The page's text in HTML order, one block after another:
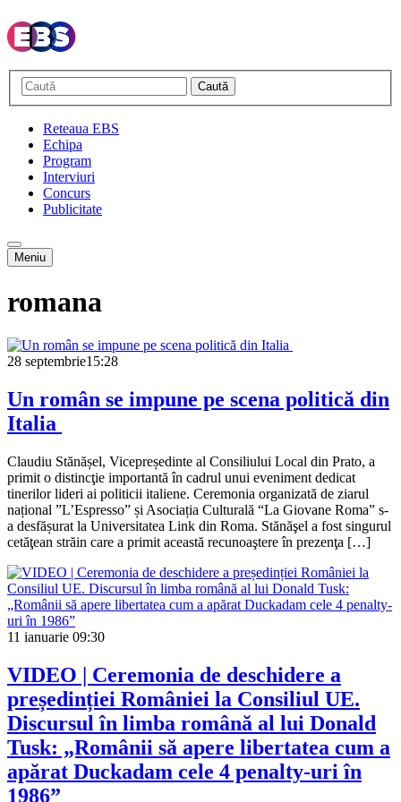
Caută
Reteaua EBS
Echipa
Program
Interviuri
Concurs
Publicitate
Meniu
romana
28 septembrie15:28
Un român se impune pe scena politică din
Italia
Claudiu Stănășel, Vicepreședinte al Consiliului Local din Prato, a
primit o distincţie importantă în cadrul unui eveniment dedicat
tinerilor lideri ai politicii italiene. Ceremonia organizată de ziarul
național ”L’Espresso” și Asociația Culturală “La Giovane Roma” s-
a desfășurat la Universitatea Link din Roma. Stănăşel a fost singurul
cetăţean străin care a primit această recunoaştere în prezenţa […]
11 ianuarie 09:30
VIDEO | Ceremonia de deschidere a
președinției României la Consiliul UE.
Discursul în limba română al lui Donald
Tusk: „Românii să apere libertatea cum a
apărat Duckadam cele 4 penalty-uri în
1986”